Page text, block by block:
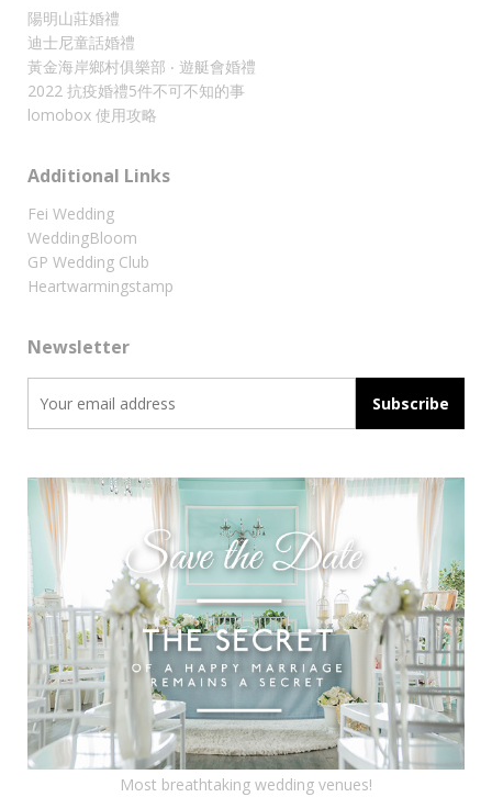
陽明山莊婚禮
迪士尼童話婚禮
黃金海岸鄉村俱樂部 ‧ 遊艇會婚禮
2022 抗疫婚禮5件不可不知的事
lomobox 使用攻略
Additional Links
Fei Wedding
WeddingBloom
GP Wedding Club
Heartwarmingstamp
Newsletter
Most breathtaking wedding venues!